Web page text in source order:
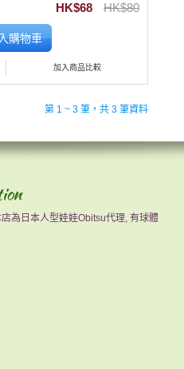
HK$68 HK$80
購物車
加入商品比較
第 1 ~ 3 筆，共 3 筆資料
為日本人型娃娃Obitsu代理, 有球體